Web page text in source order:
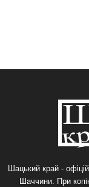
Шацький край -
Шаччини. При